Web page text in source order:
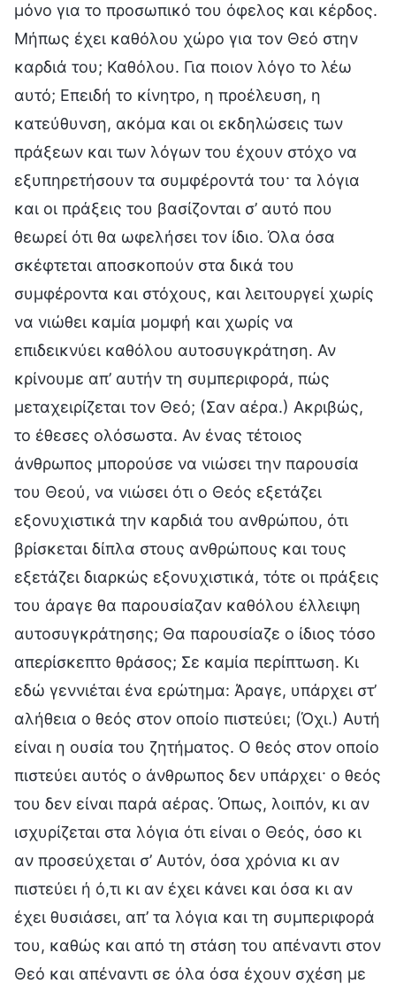
μόνο για το προσωπικό του όφελος και κέρδος.
Μήπως έχει καθόλου χώρο για τον Θεό στην
καρδιά του; Καθόλου. Για ποιον λόγο το λέω
αυτό; Επειδή το κίνητρο, η προέλευση, η
κατεύθυνση, ακόμα και οι εκδηλώσεις των
πράξεων και των λόγων του έχουν στόχο να
εξυπηρετήσουν τα συμφέροντά του· τα λόγια
και οι πράξεις του βασίζονται σ’ αυτό που
θεωρεί ότι θα ωφελήσει τον ίδιο. Όλα όσα
σκέφτεται αποσκοπούν στα δικά του
συμφέροντα και στόχους, και λειτουργεί χωρίς
να νιώθει καμία μομφή και χωρίς να
επιδεικνύει καθόλου αυτοσυγκράτηση. Αν
κρίνουμε απ’ αυτήν τη συμπεριφορά, πώς
μεταχειρίζεται τον Θεό; (Σαν αέρα.) Ακριβώς,
το έθεσες ολόσωστα. Αν ένας τέτοιος
άνθρωπος μπορούσε να νιώσει την παρουσία
του Θεού, να νιώσει ότι ο Θεός εξετάζει
εξονυχιστικά την καρδιά του ανθρώπου, ότι
βρίσκεται δίπλα στους ανθρώπους και τους
εξετάζει διαρκώς εξονυχιστικά, τότε οι πράξεις
του άραγε θα παρουσίαζαν καθόλου έλλειψη
αυτοσυγκράτησης; Θα παρουσίαζε ο ίδιος τόσο
απερίσκεπτο θράσος; Σε καμία περίπτωση. Κι
εδώ γεννιέται ένα ερώτημα: Άραγε, υπάρχει στ’
αλήθεια ο θεός στον οποίο πιστεύει; (Όχι.) Αυτή
είναι η ουσία του ζητήματος. Ο θεός στον οποίο
πιστεύει αυτός ο άνθρωπος δεν υπάρχει· ο θεός
του δεν είναι παρά αέρας. Όπως, λοιπόν, κι αν
ισχυρίζεται στα λόγια ότι είναι ο Θεός, όσο κι
αν προσεύχεται σ’ Αυτόν, όσα χρόνια κι αν
πιστεύει ή ό,τι κι αν έχει κάνει και όσα κι αν
έχει θυσιάσει, απ’ τα λόγια και τη συμπεριφορά
του, καθώς και από τη στάση του απέναντι στον
Θεό και απέναντι σε όλα όσα έχουν σχέση με